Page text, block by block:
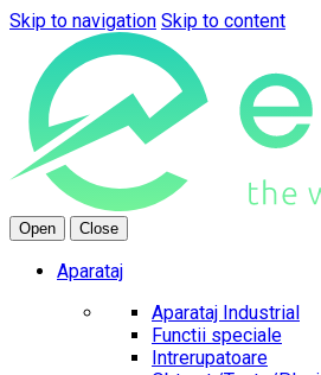
Skip to navigation Skip to content
Open Close
Aparataj
Aparataj Industrial
Functii speciale
Intrerupatoare